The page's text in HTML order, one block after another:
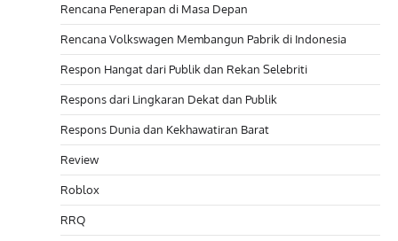
Rencana Penerapan di Masa Depan
Rencana Volkswagen Membangun Pabrik di Indonesia
Respon Hangat dari Publik dan Rekan Selebriti
Respons dari Lingkaran Dekat dan Publik
Respons Dunia dan Kekhawatiran Barat
Review
Roblox
RRQ